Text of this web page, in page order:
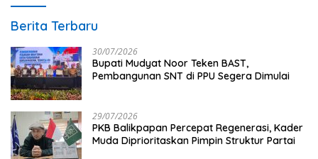
Berita Terbaru
30/07/2026
Bupati Mudyat Noor Teken BAST,
Pembangunan SNT di PPU Segera Dimulai
29/07/2026
PKB Balikpapan Percepat Regenerasi, Kader
Muda Diprioritaskan Pimpin Struktur Partai